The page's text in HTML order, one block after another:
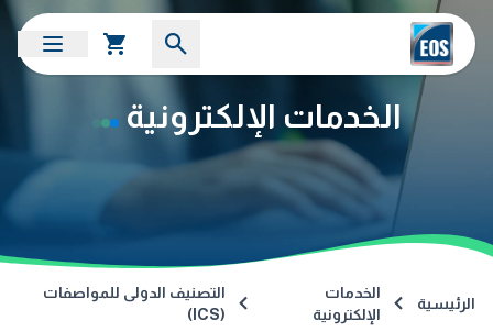
الخدمات الإلكترونية
الرئيسية
الخدمات
الإلكترونية
التصنيف الدولى للمواصفات
(ICS)